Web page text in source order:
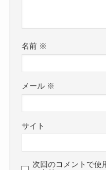
名前 ※
メール ※
サイト
次回のコメントで使